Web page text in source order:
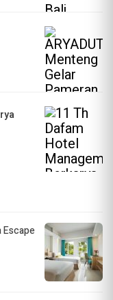
Escape